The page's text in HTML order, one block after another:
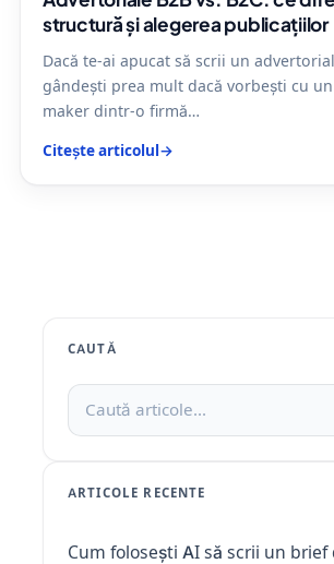
structură și alegerea publicațiilor
Dacă te-ai apucat să scrii un
gândești prea mult dacă vorbești cu
maker dintr-o firmă…
Citește articolul →
CAUTĂ
ARTICOLE RECENTE
Cum folosești AI să scrii un brief